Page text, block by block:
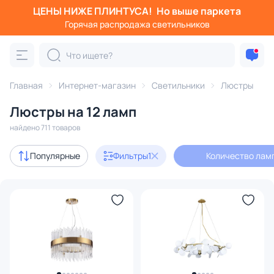
ЦЕНЫ НИЖЕ ПЛИНТУСА! Но выше паркета
Горячая распродажа светильников
Главная Интернет-магазин Светильники Люстры
Люстры на 12 ламп
найдено 711 товаров
Популярные Фильтры1 Количество
Фильтры
Категория:
подвесные потолочные
Акции 75
Дизайнерский свет 63
В наличии 548